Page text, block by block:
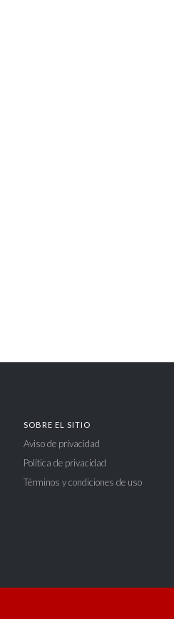
SOBRE EL SITIO
Aviso de privacidad
Política de privacidad
Términos y condiciones de uso